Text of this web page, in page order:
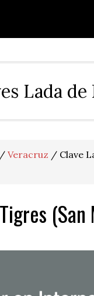
Lada
/ Veracruz / Clave
(San